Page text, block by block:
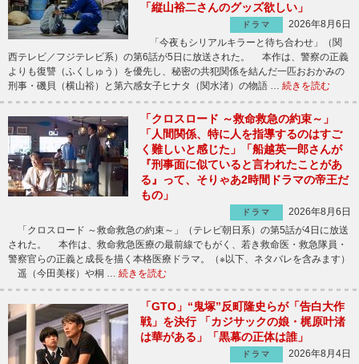
「縦山裕二さんのグッズ欲しい」
ドラマ
2026年8月6日
「今夜もシリアルキラーと待ち合わせ」（関
西テレビ／フジテレビ系）の第6話が5日に放送された。 本作は、警察の正義
よりも復讐（ふくしゅう）を優先し、秘密の共犯関係を結んだ一匹おおかみの
刑事・磯貝（横山裕）と第六感女子ヒナタ（関水渚）の物語 … 続きを読む
「クロスロード ～救命救急の約束～」
「人間関係、特に人を指導するのはすご
く難しいと感じた」「船越英一郎さんが
『刑事面に似ていると言われたことがあ
る』って、そりゃあ2時間ドラマの帝王だ
もの」
ドラマ
2026年8月6日
「クロスロード ～救命救急の約束～」（テレビ朝日系）の第5話が4日に放送
された。 本作は、救命救急医療の最前線でもがく、若き救命医・救急隊員・
警察官らの正義と成長を描く本格医療ドラマ。（※以下、ネタバレを含みます）
遥（今田美桜）や桐 … 続きを読む
「GTO」“鬼塚”反町隆史らが「告白大作
戦」を決行 「カジサックの娘・梶原叶渚
は華がある」「黒幕の正体は誰」
ドラマ
2026年8月4日